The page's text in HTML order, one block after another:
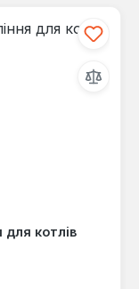
для котлів